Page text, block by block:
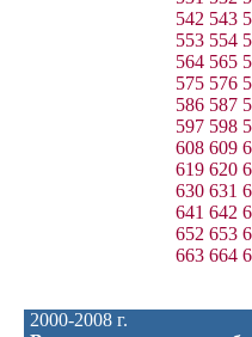
542 543
553 554
564 565
575 576
586 587
597 598
608 609
619 620
630 631
641 642
652 653
663 664
2000-2008 г.